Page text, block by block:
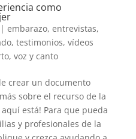
como
embarazo, entrevistas,
, testimonios, vídeos
, voz y canto
crear un documento
sobre el recurso de la
está! Para que pueda
y profesionales de la